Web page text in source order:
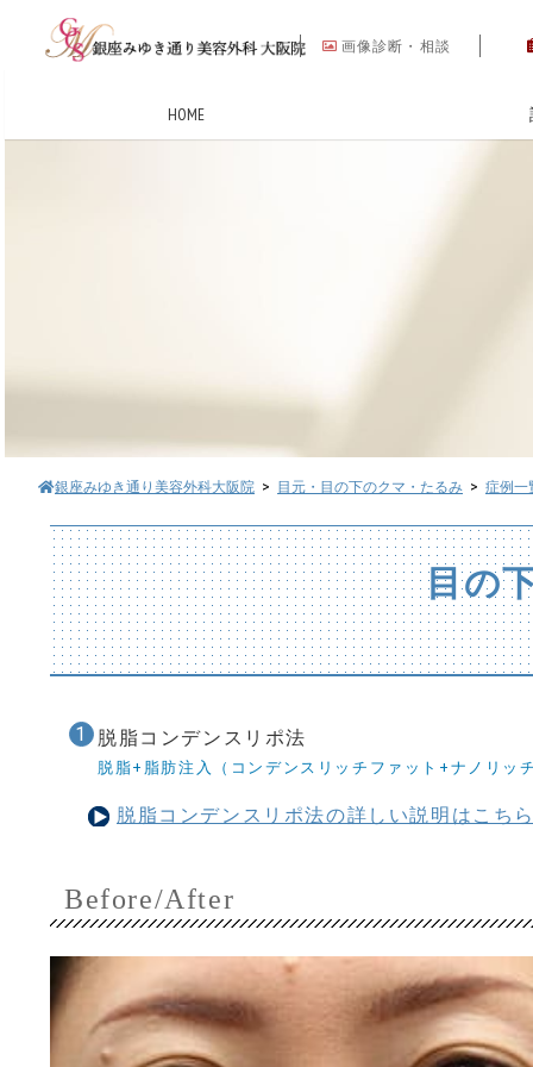
画像診断・相談
HOME
銀座みゆき通り美容外科大阪院 > 目元・目の下のクマ・たるみ > 症例一
目の
脱脂コンデンスリポ法
脱脂+脂肪注入（コンデンスリッチファット+ナノリッ
脱脂コンデンスリポ法の詳しい説明はこち
Before/After